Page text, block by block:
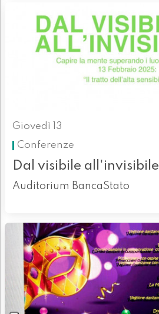
Giovedì 13
Conferenze
Dal visibile all'invisibile
Auditorium BancaStato